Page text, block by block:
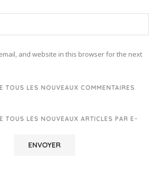
and website in this browser for the next
TOUS LES NOUVEAUX COMMENTAIRES
TOUS LES NOUVEAUX ARTICLES PAR E-